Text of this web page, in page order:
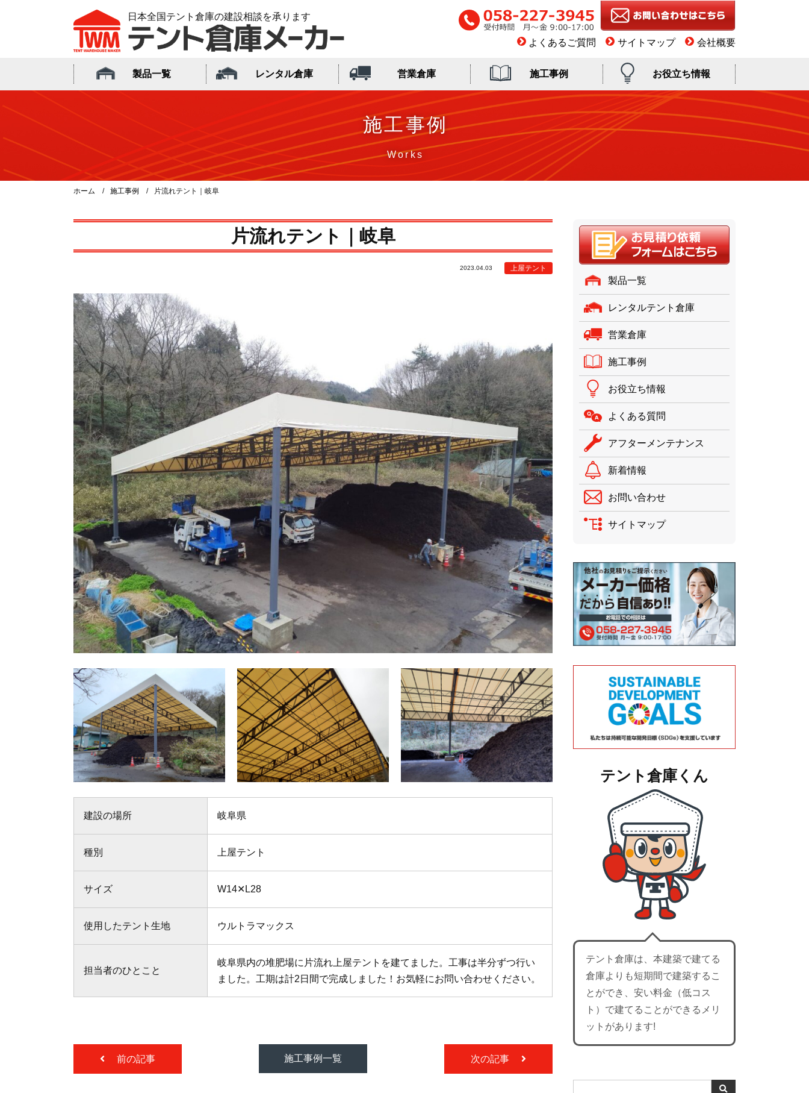
日本全国テント倉庫の建設相談を承ります
よくあるご質問 サイトマップ 会社概要
製品一覧 レンタル倉庫 営業倉庫 施工事例 お役立ち情報
施工事例
ホーム 施工事例 片流れテント｜岐阜
片流れテント｜岐阜
2023.04.03 上屋テント
建設の場所 岐阜県
種別 上屋テント
サイズ W14✕L28
使用したテント生地 ウルトラマックス
担当者のひとこと
岐阜県内の堆肥場に片流れ上屋テントを建てました。工事は半分ずつ行い
ました。工期は計2日間で完成しました！お気軽にお問い合わせください。
前の記事 次の記事
施工事例一覧
製品一覧
レンタルテント倉庫
営業倉庫
施工事例
お役立ち情報
よくある質問
アフターメンテナンス
新着情報
お問い合わせ
サイトマップ
テント倉庫くん
テント倉庫は、本建築で建てる
倉庫よりも短期間で建築するこ
とができ、安い料金（低コス
ト）で建てることができるメリ
ットがあります!